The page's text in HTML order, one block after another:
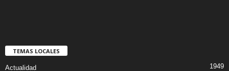
TEMAS LOCALES
Actualidad 1949